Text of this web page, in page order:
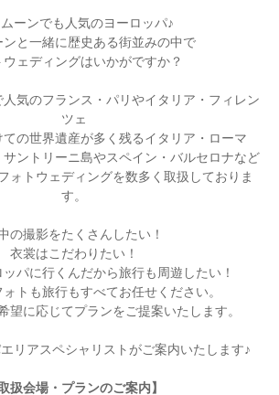
ーンでも人気のヨーロッパ♪
ンと一緒に歴史ある街並みの中で
ウェディングはいかがですか？
気のフランス・パリやイタリア・フィレン
ツェ
の世界遺産が多く残るイタリア・ローマ
ントリーニ島やスペイン・バルセロナなど
ォトウェディングを数多く取扱しておりま
す。
の撮影をたくさんしたい！
衣裳はこだわりたい！
パに行くんだから旅行も周遊したい！
トも旅行もすべてお任せください。
望に応じてプランをご提案いたします。
リアスペシャリストがご案内いたします♪
取扱会場・プランのご案内】